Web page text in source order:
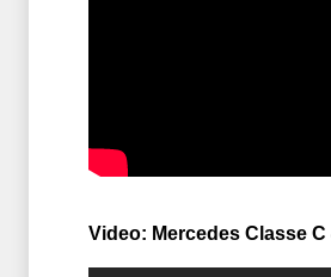
Video: Mercedes Classe C